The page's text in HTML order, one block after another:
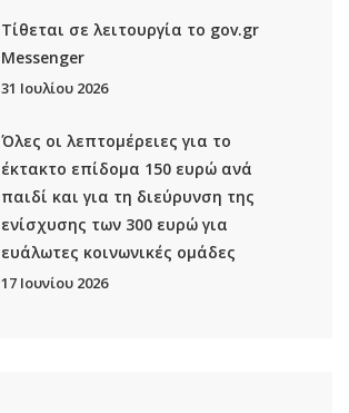
Τίθεται σε λειτουργία το gov.gr
Μessenger
31 Ιουλίου 2026
Όλες οι λεπτομέρειες για το
έκτακτο επίδομα 150 ευρώ ανά
παιδί και για τη διεύρυνση της
ενίσχυσης των 300 ευρώ για
ευάλωτες κοινωνικές ομάδες
17 Ιουνίου 2026